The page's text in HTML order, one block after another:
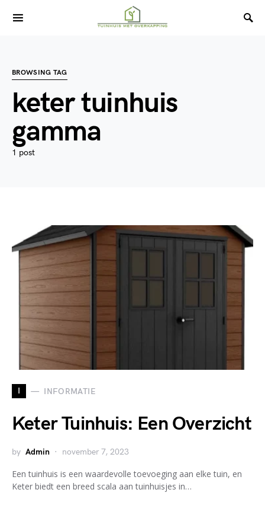
BROWSING TAG
keter tuinhuis
gamma
1 post
I INFORMATIE
Keter Tuinhuis: Een Overzicht
by Admin november 7, 2023
Een tuinhuis is een waardevolle toevoeging aan elke tuin, en
Keter biedt een breed scala aan tuinhuisjes in…